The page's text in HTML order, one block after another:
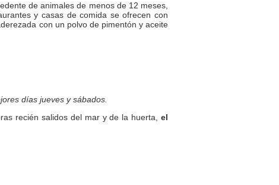
de animales de menos de 12 meses,
y casas de comida se ofrecen con
con un polvo de pimentón y aceite
días jueves y sábados.
recién salidos del mar y de la huerta, el